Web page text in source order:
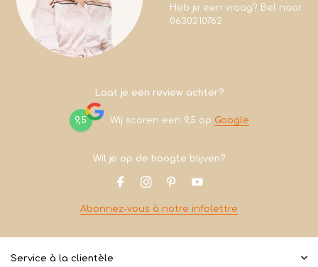
Heb je een vraag? Bel naar
0630210762
Laat je een review achter?
9,5 Wij scoren een 9,5 op Google
Wil je op de hoogte blijven?
Abonnez-vous à notre infolettre
Service à la clientèle